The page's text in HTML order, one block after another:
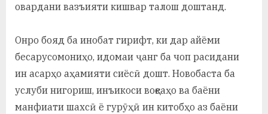
овардани вазъияти кишвар талош доштанд.
Онро бояд ба инобат гирифт, ки дар айёми
бесарусомониҳо, идомаи ҷанг ба чоп расидани
ин асарҳо аҳамияти сиёсӣ дошт. Новобаста ба
услуби нигориш, инъикоси воқеаҳо ва баёни
манфиати шахсӣ ё гурӯҳӣ ин китобҳо аз баёни